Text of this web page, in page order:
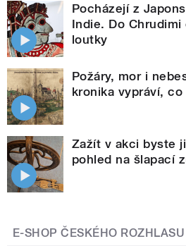
Pocházejí z
Indie. Do
loutky
Požáry, mor i
kronika vypráví,
Zažít v akci byste
pohled na šlapací
E-SHOP ČESKÉHO ROZHLASU